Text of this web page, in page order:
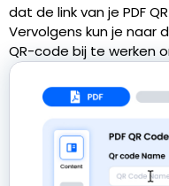
dat de link van je PDF
Vervolgens kun je naar
QR-code bij te werken